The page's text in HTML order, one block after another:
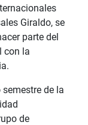
Giraldo, se
parte del
con la
de la
de